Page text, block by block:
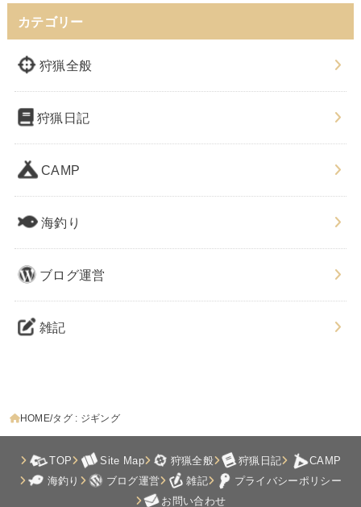
カテゴリー
狩猟全般
狩猟日記
CAMP
海釣り
ブログ運営
雑記
HOME タグ : ジギング
TOP Site Map 狩猟全般 狩猟日記
CAMP
海釣り
ブログ運営 雑記
プライバシーポリシー
お問い合わせ